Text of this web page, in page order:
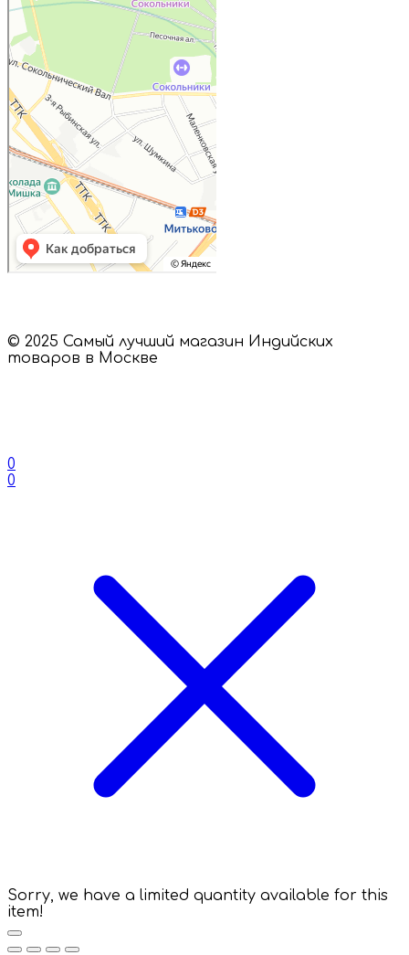
Пищевые ингредиенты и специи в
Москве
Магазин подарков и сувениров в
Москве
© 2025 Самый лучший магазин Индийских
товаров в Москве
0
0
Sorry, we have a limited quantity available for this
item!